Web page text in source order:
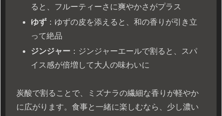
ると、フルーティーさに爽やかさがプラス
ゆず ：ゆずの皮を添えると、和の香りが引き立
って絶品
ジンジャー ：ジンジャーエールで割ると、スパ
イス感が倍増して大人の味わいに
炭酸で割ることで、ミズナラの繊細な香りが軽やか
に広がります。食事と一緒に楽しむなら、少し濃い